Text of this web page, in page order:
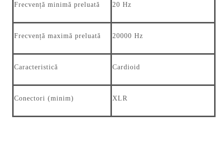
Frecvență minimă preluată 20 Hz
Frecvență maximă preluată 20000 Hz
Caracteristică Cardioid
Conectori (minim) XLR